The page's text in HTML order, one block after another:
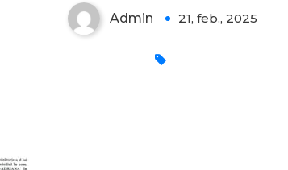
Admin 21, feb., 2025